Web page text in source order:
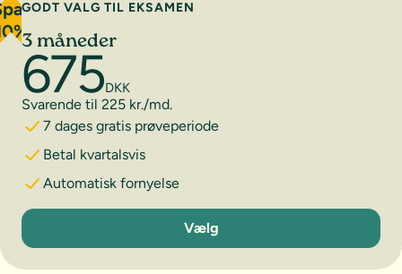
GODT VALG TIL EKSAMEN
3 måneder
675DKK
Svarende til 225 kr./md.
7 dages gratis prøveperiode
Betal kvartalsvis
Automatisk fornyelse
3 måneder
Vælg